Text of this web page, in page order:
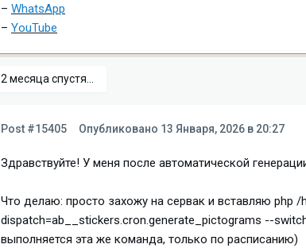
– WhatsApp
– YouTube
2 месяца спустя...
Post #15405 Опубликовано 13 Января, 2026 в 20:27
Здравствуйте! У меня после автоматической
Что делаю: просто захожу на сервак и вставляю php
dispatch=ab__stickers.cron.generate_pictograms --
выполняется эта же команда, только по расписанию)